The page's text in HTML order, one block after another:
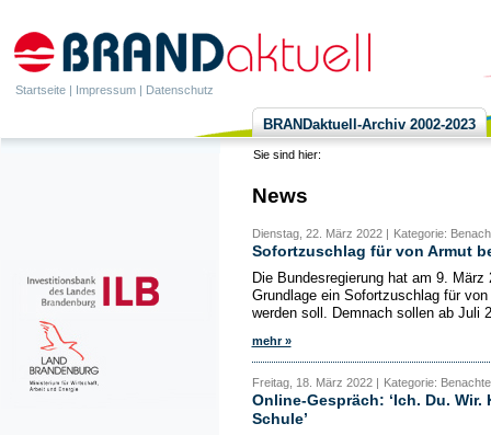
Startseite | Impressum | Datenschutz
BRANDaktuell-Archiv 2002-2023
Sie sind hier:
News
Dienstag, 22. März 2022 | Kategorie:
Sofortzuschlag für von Armut
Die Bundesregierung hat am 9.
Grundlage ein Sofortzuschlag für
werden soll. Demnach sollen ab Juli
mehr »
Freitag, 18. März 2022 | Kategorie:
Online-Gespräch: ‘Ich. Du.
Schule’